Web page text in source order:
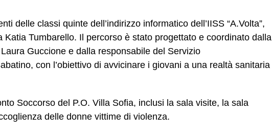
delle classi quinte dell’indirizzo informatico dell’IISS “A.Volta”,
Katia Tumbarello. Il percorso è stato progettato e coordinato dalla
Guccione e dalla responsabile del Servizio
con l’obiettivo di avvicinare i giovani a una realtà sanitaria
Soccorso del P.O. Villa Sofia, inclusi la sala visite, la sala
delle donne vittime di violenza.